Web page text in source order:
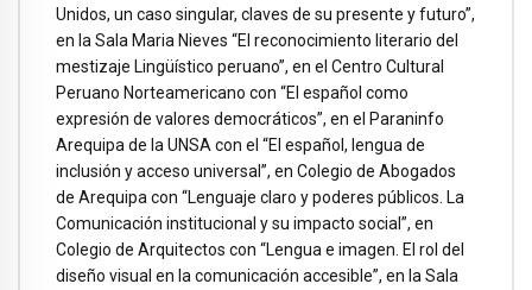
Unidos, un caso singular, claves de su presente y futuro”,
en la Sala Maria Nieves “El reconocimiento literario del
mestizaje Lingüístico peruano”, en el Centro Cultural
Peruano Norteamericano con “El español como
expresión de valores democráticos”, en el Paraninfo
Arequipa de la UNSA con el “El español, lengua de
inclusión y acceso universal”, en Colegio de Abogados
de Arequipa con “Lenguaje claro y poderes públicos. La
Comunicación institucional y su impacto social”, en
Colegio de Arquitectos con “Lengua e imagen. El rol del
diseño visual en la comunicación accesible”, en la Sala